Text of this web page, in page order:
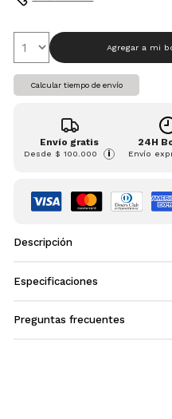
Agregar a mi
Calcular tiempo de envío
Envío gratis
Desde $ 100.000 i
24H
Envío
Descripción
Especificaciones
Preguntas frecuentes